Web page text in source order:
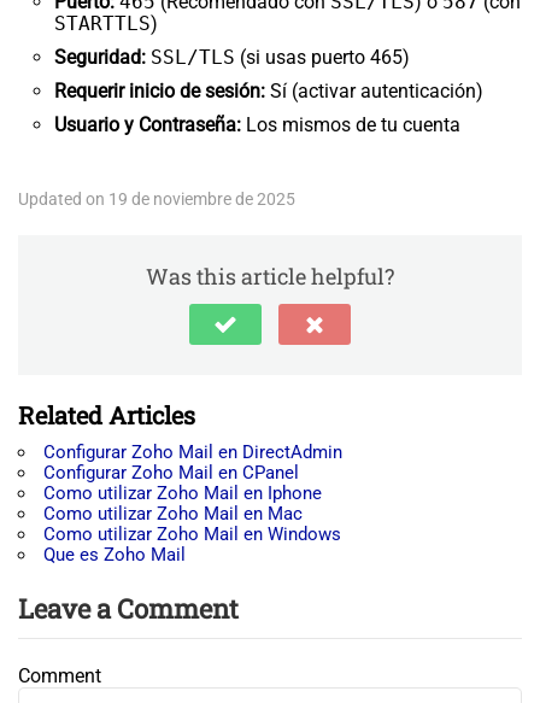
STARTTLS)
Seguridad: SSL/TLS (si usas puerto 465)
Requerir inicio de sesión: Sí (activar autenticación)
Usuario y Contraseña: Los mismos de tu cuenta
Updated on 19 de noviembre de 2025
Was this article helpful?
Related Articles
Configurar Zoho Mail en DirectAdmin
Configurar Zoho Mail en CPanel
Como utilizar Zoho Mail en Iphone
Como utilizar Zoho Mail en Mac
Como utilizar Zoho Mail en Windows
Que es Zoho Mail
Leave a Comment
Comment